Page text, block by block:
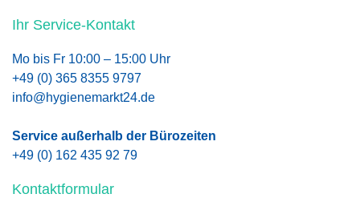
Ihr Service-Kontakt
Mo bis Fr 10:00 – 15:00 Uhr
+49 (0) 365 8355 9797
info@hygienemarkt24.de
Service außerhalb der Bürozeiten
+49 (0) 162 435 92 79
Kontaktformular